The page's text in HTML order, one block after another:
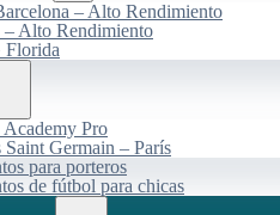
– Alto Rendimiento
– Alto Rendimiento
Academy Pro
Saint Germain – París
para porteros
de fútbol para chicas